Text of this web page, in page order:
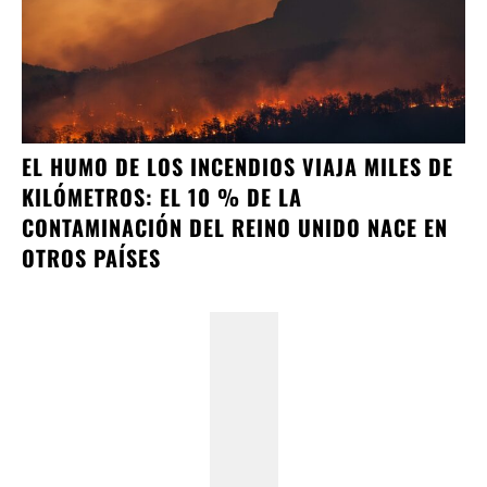
EL HUMO DE LOS INCENDIOS VIAJA MILES DE
KILÓMETROS: EL 10 % DE LA
CONTAMINACIÓN DEL REINO UNIDO NACE EN
OTROS PAÍSES